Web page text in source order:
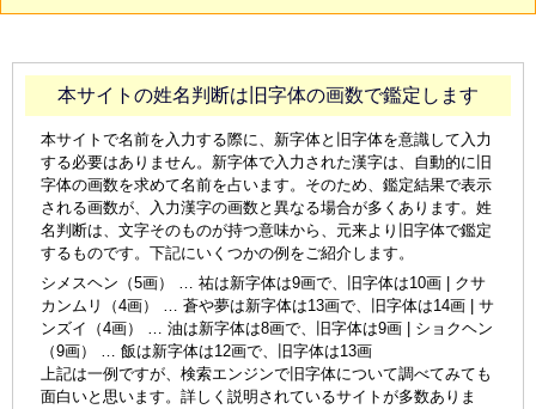
本サイトの姓名判断は旧字体の画数で鑑定します
本サイトで名前を入力する際に、新字体と旧字体を意識して入力
する必要はありません。新字体で入力された漢字は、自動的に旧
字体の画数を求めて名前を占います。そのため、鑑定結果で表示
される画数が、入力漢字の画数と異なる場合が多くあります。姓
名判断は、文字そのものが持つ意味から、元来より旧字体で鑑定
するものです。下記にいくつかの例をご紹介します。
シメスヘン（5画） … 祐は新字体は9画で、旧字体は10画 | クサ
カンムリ（4画） … 蒼や夢は新字体は13画で、旧字体は14画 | サ
ンズイ（4画） … 油は新字体は8画で、旧字体は9画 | ショクヘン
（9画） … 飯は新字体は12画で、旧字体は13画
上記は一例ですが、検索エンジンで旧字体について調べてみても
面白いと思います。詳しく説明されているサイトが多数ありま